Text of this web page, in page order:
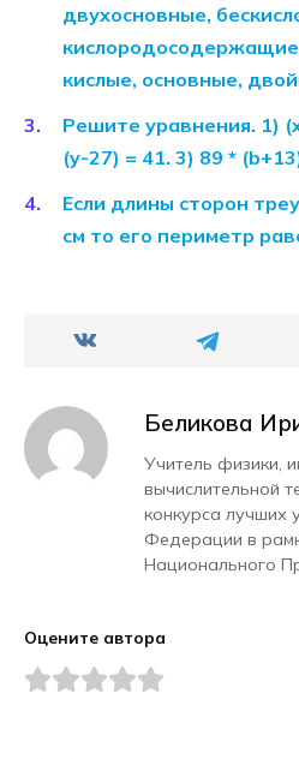
двухосновные,
кислые, основные,
Решите уравнения. 1)
(y-27) = 41. 3) 89 *
Если длины сторон
см то его периметр
Беликова
Учитель физики,
вычислительной
конкурса лучших
Федерации в
Национального
Оцените автора